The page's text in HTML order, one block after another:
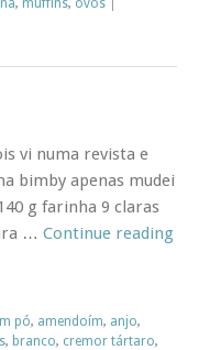
vi numa revista e
bimby apenas mudei
g farinha 9 claras
… Continue reading
pó, amendoím, anjo,
, branco, cremor tártaro,